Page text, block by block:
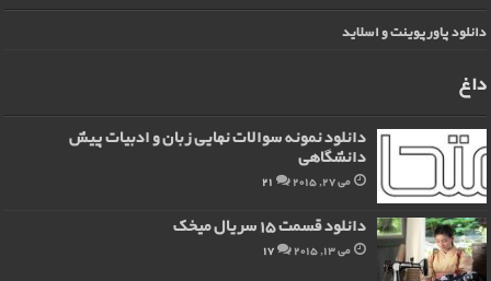
دانلود پاورپوینت و اسلاید
داغ
دانلود نمونه سوالات نهایی زبان و ادبیات پیش
دانشگاهی
می 27, 2015 21
دانلود قسمت 15 سریال میخک
می 13, 2015 17